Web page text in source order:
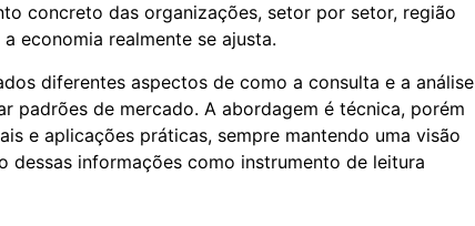
concreto das organizações, setor por setor, região
economia realmente se ajusta.
diferentes aspectos de como a consulta e a análise
padrões de mercado. A abordagem é técnica, porém
e aplicações práticas, sempre mantendo uma visão
dessas informações como instrumento de leitura